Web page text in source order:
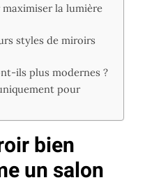
la lumière
styles de miroirs
ils plus modernes ?
pour
bien
un salon